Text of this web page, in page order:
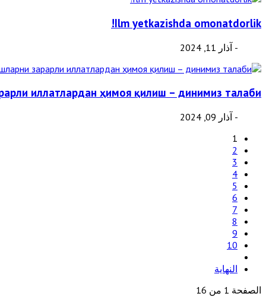
Ilm yetkazishda omonatdorlik!
- آذار 11, 2024
иллатлардан ҳимоя қилиш – динимиз талаби!
- آذار 09, 2024
1
2
3
4
5
6
7
8
9
10
النهاية
الصفحة 1 من 16